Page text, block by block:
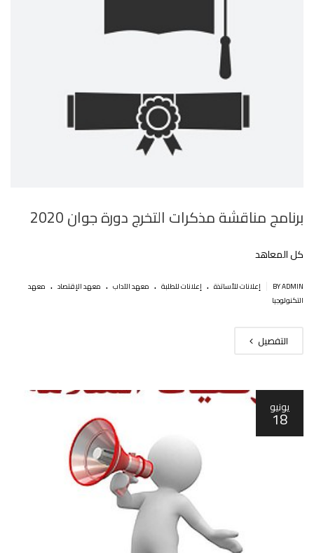
برنامج مناقشة مذكرات التخرج دورة جوان 2020
كل المعاهد
BY ADMIN إعلانات للأساتذة . إعلانات للطلبة . معهد الآداب . معهد الإقتصاد . معهد
التكنولوجيا
التفصيل
يونيو
18